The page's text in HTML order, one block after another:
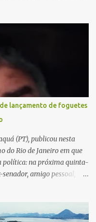
lançamento de foguetes
(PT), publicou nesta
do Rio de Janeiro em que
política: na próxima quinta-
amigo pessoal,
Maricá em um